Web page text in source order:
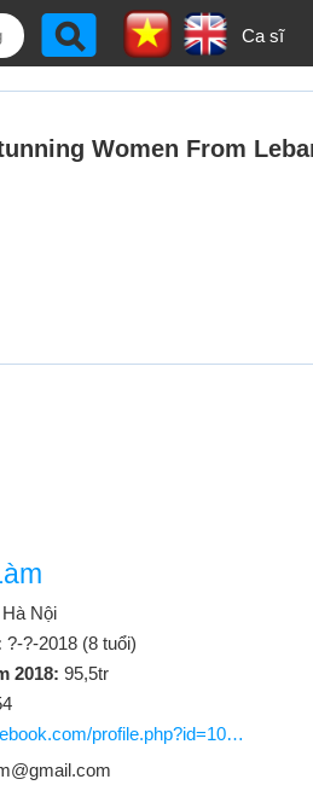
Ca sĩ
Hà Nội
?-?-2018 (8 tuổi)
2018: 95,5tr
facebook.com/profile.php?id=100057401741637